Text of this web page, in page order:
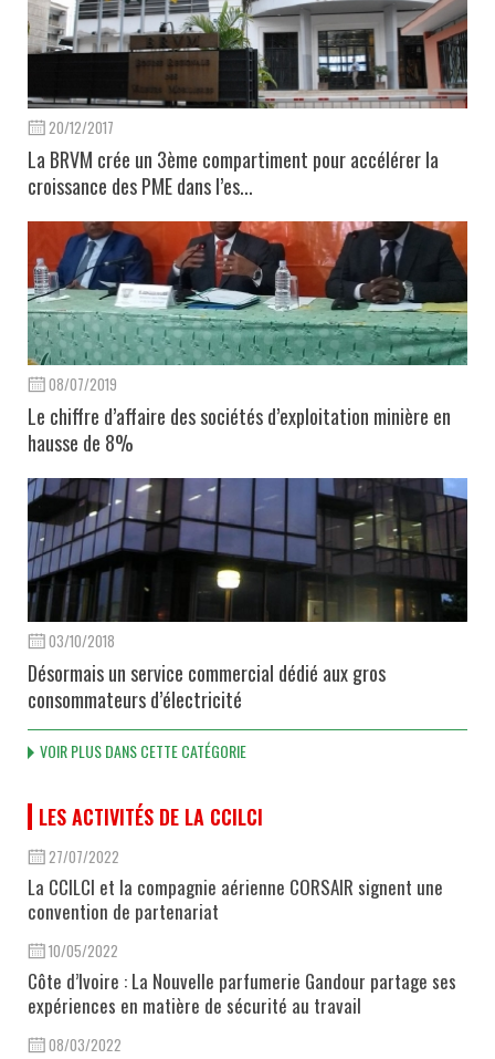
20/12/2017
La BRVM crée un 3ème compartiment pour accélérer la
croissance des PME dans l’es...
08/07/2019
Le chiffre d’affaire des sociétés d’exploitation minière en
hausse de 8%
03/10/2018
Désormais un service commercial dédié aux gros
consommateurs d’électricité
VOIR PLUS DANS CETTE CATÉGORIE
LES ACTIVITÉS DE LA CCILCI
27/07/2022
La CCILCI et la compagnie aérienne CORSAIR signent une
convention de partenariat
10/05/2022
Côte d’Ivoire : La Nouvelle parfumerie Gandour partage ses
expériences en matière de sécurité au travail
08/03/2022